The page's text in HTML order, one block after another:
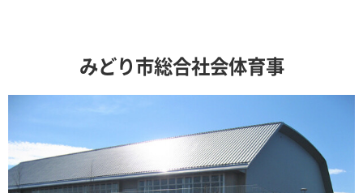
みどり市総合社会体育事